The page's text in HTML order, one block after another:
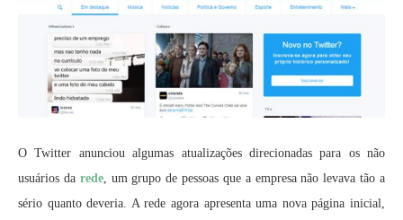
O Twitter anunciou algumas atualizações direcionadas para os não
usuários da rede, um grupo de pessoas que a empresa não levava tão a
sério quanto deveria. A rede agora apresenta uma nova página inicial,